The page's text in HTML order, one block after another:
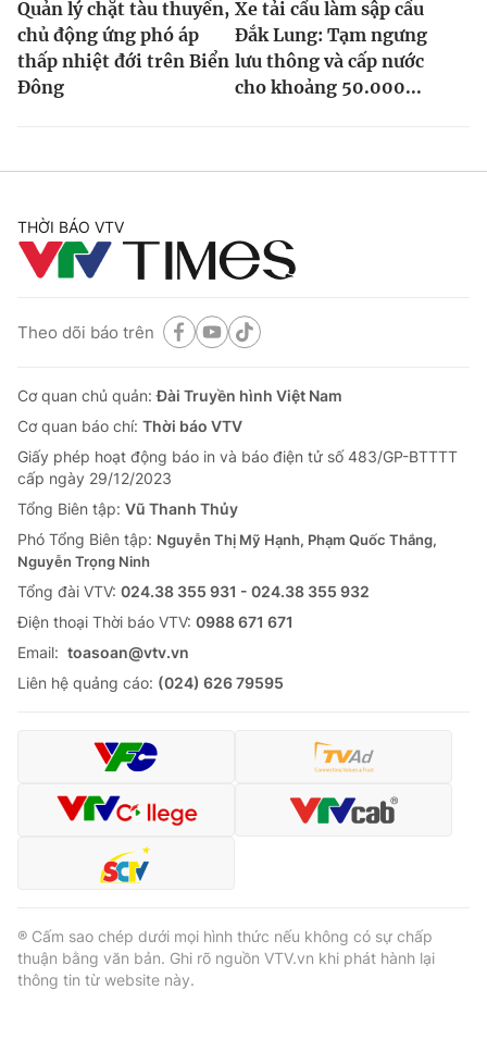
Quản lý chặt tàu thuyền,
chủ động ứng phó áp
thấp nhiệt đới trên Biển
Đông
Xe tải cẩu làm sập cầu
Đắk Lung: Tạm ngưng
lưu thông và cấp nước
cho khoảng 50.000...
THỜI BÁO VTV
Theo dõi báo trên
Cơ quan chủ quản:Đài Truyền hình Việt Nam
Cơ quan báo chí: Thời báo VTV
Giấy phép hoạt động báo in và báo điện tử số 483/GP-BTTTT
cấp ngày 29/12/2023
Tổng Biên tập: Vũ Thanh Thủy
Phó Tổng Biên tập: Nguyễn Thị Mỹ Hạnh, Phạm Quốc Thắng,
Nguyễn Trọng Ninh
Tổng đài VTV: 024.38 355 931 - 024.38 355 932
Ðiện thoại Thời báo VTV: 0988 671 671
Email: toasoan@vtv.vn
Liên hệ quảng cáo: (024) 626 79595
® Cấm sao chép dưới mọi hình thức nếu không có sự chấp
thuận bằng văn bản. Ghi rõ nguồn VTV.vn khi phát hành lại
thông tin từ website này.